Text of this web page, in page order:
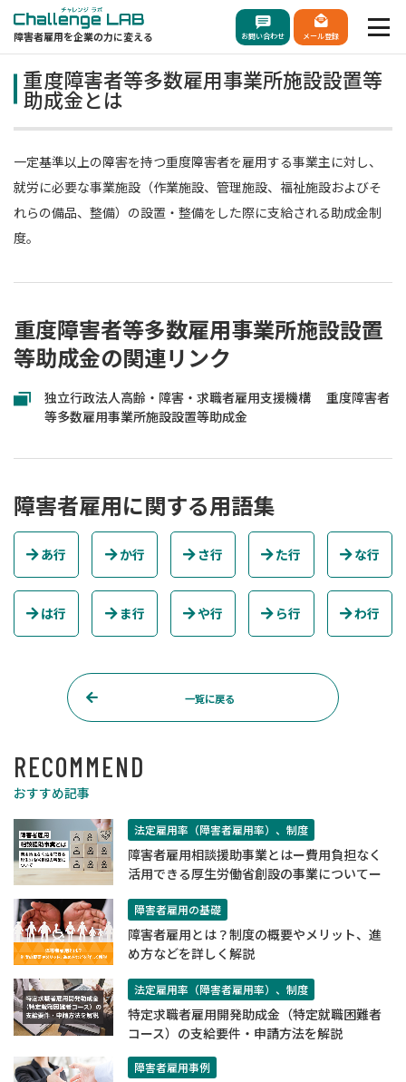
障害者雇用を企業の力に変える お問い合わせ メール登録
重度障害者等多数雇用事業所施設設置等
助成金とは
一定基準以上の障害を持つ重度障害者を雇用する事業主に対し、
就労に必要な事業施設（作業施設、管理施設、福祉施設およびそ
れらの備品、整備）の設置・整備をした際に支給される助成金制
度。
重度障害者等多数雇用事業所施設設置
等助成金の関連リンク
独立行政法人高齢・障害・求職者雇用支援機構 重度障害者
等多数雇用事業所施設設置等助成金
障害者雇用に関する用語集
あ行 か行 さ行 た行 な行
は行 ま行 や行 ら行 わ行
一覧に戻る
RECOMMEND
おすすめ記事
法定雇用率（障害者雇用率）、制度
障害者雇用相談援助事業とはー費用負担なく
活用できる厚生労働省創設の事業についてー
障害者雇用の基礎
障害者雇用とは？制度の概要やメリット、進
め方などを詳しく解説
法定雇用率（障害者雇用率）、制度
特定求職者雇用開発助成金（特定就職困難者
コース）の支給要件・申請方法を解説
障害者雇用事例